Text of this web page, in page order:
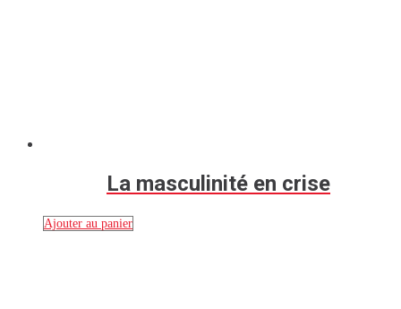
La masculinité en crise
Ajouter au panier